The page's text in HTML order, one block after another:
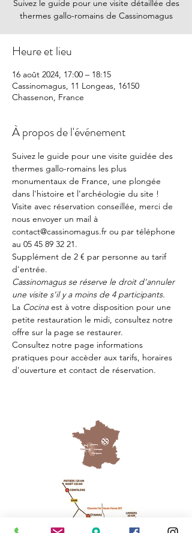
Suivez le guide pour une visite détaillée des
thermes gallo-romains de Cassinomagus
Heure et lieu
16 août 2024, 17:00 – 18:15
Cassinomagus, 11 Longeas, 16150
Chassenon, France
À propos de l'événement
Suivez le guide pour une visite guidée des
thermes gallo-romains les plus
monumentaux de France, une plongée
dans l'histoire et l'archéologie du site !
Visite avec réservation conseillée, merci de
nous envoyer un mail à
contact@cassinomagus.fr ou par téléphone
au 05 45 89 32 21.
Supplément de 2 € par personne au tarif
d'entrée.
Cassinomagus se réserve le droit d'annuler
une visite s'il y a moins de 4 participants.
La Cocina est à votre disposition pour une
petite restauration le midi, consultez notre
offre sur la page se restaurer.
Consultez notre page informations
pratiques pour accèder aux tarifs, horaires
d'ouverture et contact de réservation.